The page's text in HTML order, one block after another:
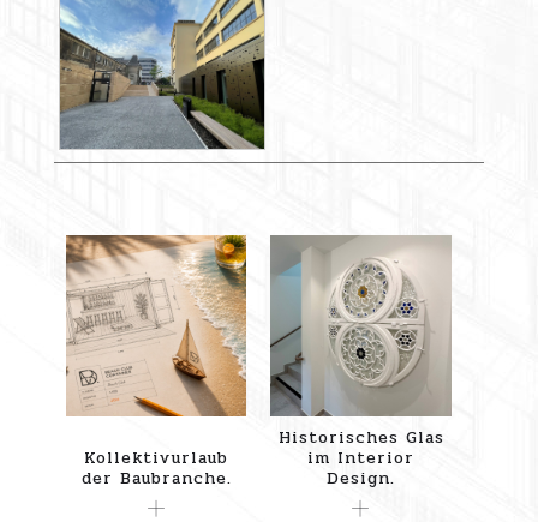
Kollektivurlaub
der Baubranche.
Historisches Glas
im Interior
Design.